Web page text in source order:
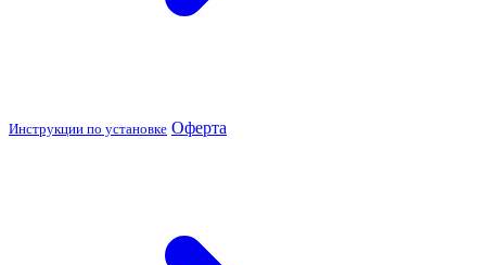
Инструкции по установке Оферта